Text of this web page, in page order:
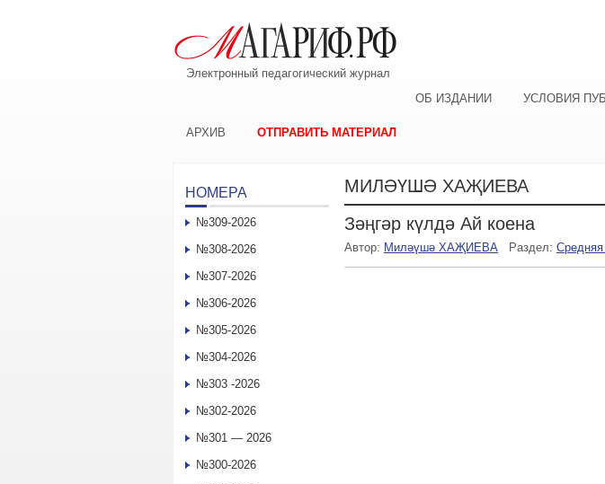
Электронный педагогический журнал
ОБ ИЗДАНИИ
УСЛОВИЯ
АРХИВ ОТПРАВИТЬ МАТЕРИАЛ
МИЛӘҮШӘ ХАҖИЕВА
Зәңгәр күлдә Ай коена
Автор: Миләүшә ХАҖИЕВА Раздел:
НОМЕРА
№309-2026
№308-2026
№307-2026
№306-2026
№305-2026
№304-2026
№303 -2026
№302-2026
№301 — 2026
№300-2026